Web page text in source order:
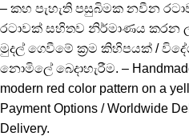
– කහ පැහැති පසුබිමක නවීන
රටාවක් සහිතව නිර්මාණය කරන
මුදල් ගෙවීමේ ක්‍රම කිහිපයක් /
නොමිලේ බෙදාහැරීම. –
modern red color pattern on a
Payment Options / Worldwide
Delivery.